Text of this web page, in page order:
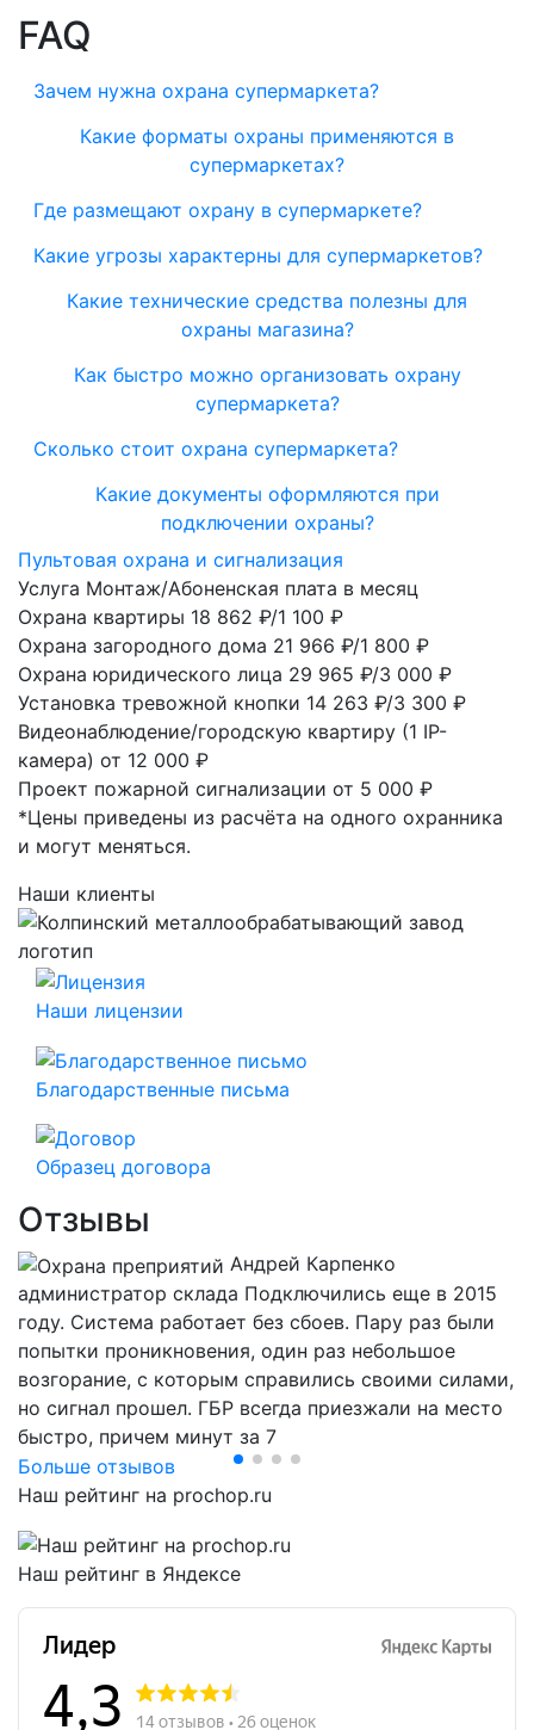
FAQ
Зачем нужна охрана супермаркета?
Какие форматы охраны применяются в
супермаркетах?
Где размещают охрану в супермаркете?
Какие угрозы характерны для супермаркетов?
Какие технические средства полезны для
охраны магазина?
Как быстро можно организовать охрану
супермаркета?
Сколько стоит охрана супермаркета?
Какие документы оформляются при
подключении охраны?
Пультовая охрана и сигнализация
Услуга Монтаж/Абоненская плата в месяц
Охрана квартиры 18 862 ₽/1 100 ₽
Охрана загородного дома 21 966 ₽/1 800 ₽
Охрана юридического лица 29 965 ₽/3 000 ₽
Установка тревожной кнопки 14 263 ₽/3 300 ₽
Видеонаблюдение/городскую квартиру (1 IP-
камера) от 12 000 ₽
Проект пожарной сигнализации от 5 000 ₽
*Цены приведены из расчёта на одного охранника
и могут меняться.
Наши клиенты
Наши лицензии
Благодарственные письма
Образец договора
Отзывы
Андрей Карпенко
администратор склада Подключились еще в 2015
году. Система работает без сбоев. Пару раз были
попытки проникновения, один раз небольшое
возгорание, с которым справились своими силами,
но сигнал прошел. ГБР всегда приезжали на место
быстро, причем минут за 7
Предыдущий
Больше отзывов
Наш рейтинг на prochop.ru
Наш рейтинг в Яндексе